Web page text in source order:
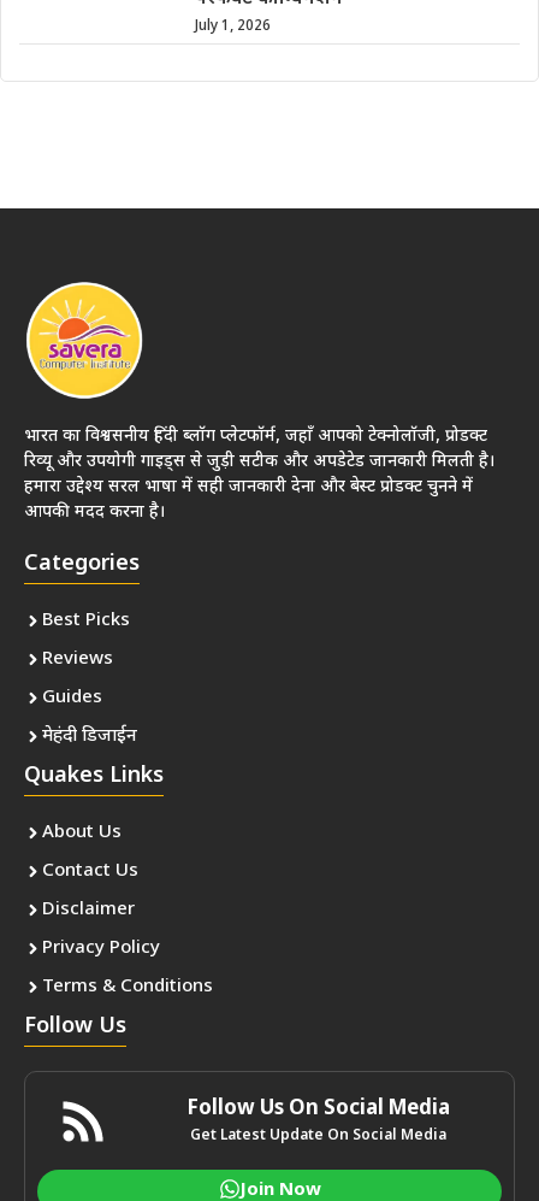
July 1, 2026
भारत का विश्वसनीय हिंदी ब्लॉग प्लेटफॉर्म, जहाँ आपको टेक्नोलॉजी, प्रोडक्ट
रिव्यू और उपयोगी गाइड्स से जुड़ी सटीक और अपडेटेड जानकारी मिलती है।
हमारा उद्देश्य सरल भाषा में सही जानकारी देना और बेस्ट प्रोडक्ट चुनने में
आपकी मदद करना है।
Categories
Best Picks
Reviews
Guides
मेहंदी डिजाईन
Quakes Links
About Us
Contact Us
Disclaimer
Privacy Policy
Terms & Conditions
Follow Us
Follow Us On Social Media
Get Latest Update On Social Media
Join Now